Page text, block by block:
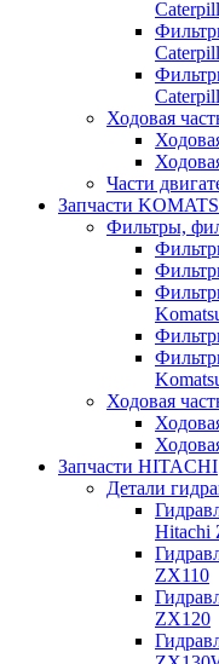
Ходовая
Части
Запчасти
Фильтры,
Ходовая
Запчасти HITACHI
Детали
Hitachi
ZX110
ZX120